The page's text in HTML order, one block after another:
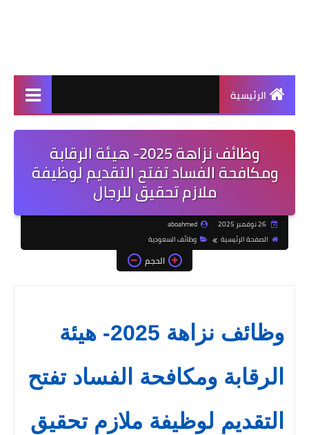
الرئيسية
وظائف نزاهة 2025- هيئة الرقابة
ومكافحة الفساد تفتح التقديم لوظيفة
ملازم تحقيق للرجال
aboahmed
الصفحة الرئيسية
وظائف السعودية
الحجم
وظائف نزاهة 2025- هيئة
الرقابة ومكافحة الفساد تفتح
التقديم لوظيفة ملازم تحقيق